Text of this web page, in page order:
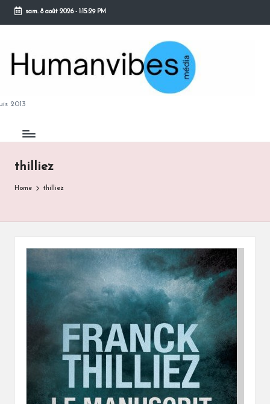
Skip
content
sam. 8 août 2026- 1:15:30 PM
2013
thilliez
Home thilliez